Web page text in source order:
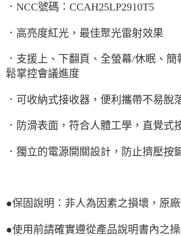
．NCC號碼：CCAH25LP2910T5
．高亮度紅光，最佳聚光雷射效果
．支援上、下翻頁、全螢幕/休眠、
鬆掌控會議進度
．可收納式接收器，便利攜帶不易脫
．防滑表面，符合人體工學，直覺式
．獨立的電源開關設計，防止擠壓按
●保固說明：非人為因素之損壞，原廠
●使用前請確實遵從產品說明書內之